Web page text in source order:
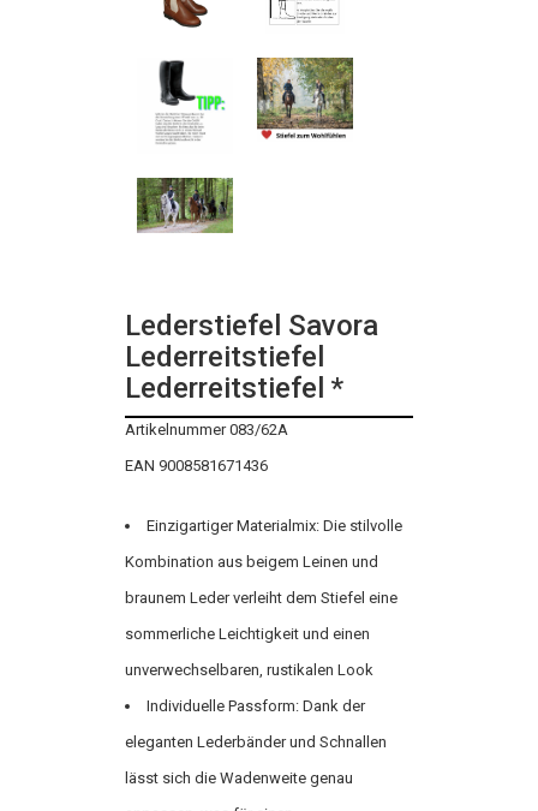
Lederstiefel Savora
Lederreitstiefel
Lederreitstiefel *
Artikelnummer 083/62A
EAN 9008581671436
Einzigartiger Materialmix: Die stilvolle
Kombination aus beigem Leinen und
braunem Leder verleiht dem Stiefel eine
sommerliche Leichtigkeit und einen
unverwechselbaren, rustikalen Look
Individuelle Passform: Dank der
eleganten Lederbänder und Schnallen
lässt sich die Wadenweite genau